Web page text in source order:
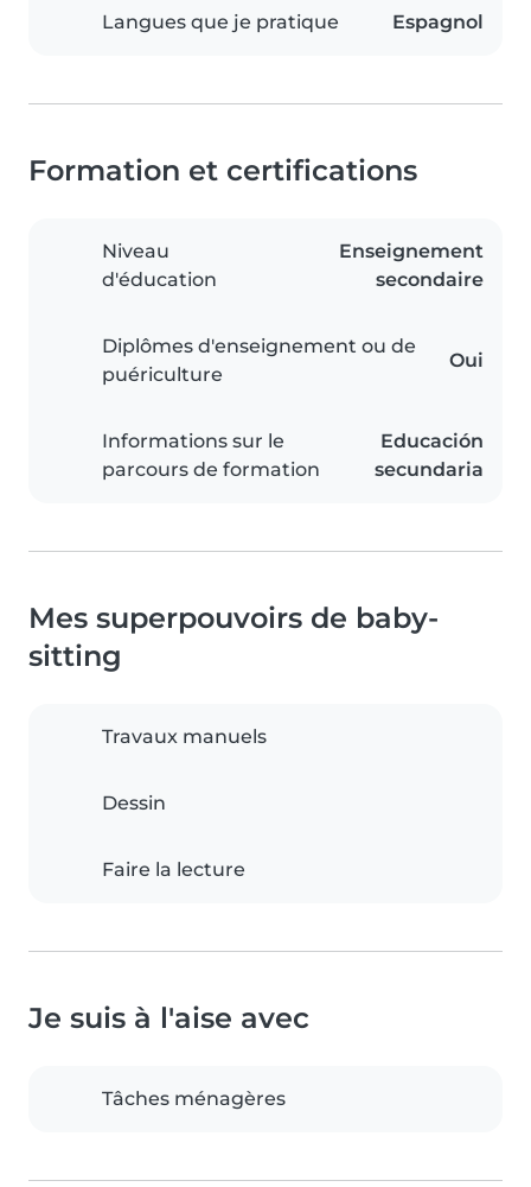
Langues que je pratique Espagnol
Formation et certifications
Niveau
d'éducation
Enseignement
secondaire
Diplômes d'enseignement ou de
puériculture
Oui
Informations sur le
parcours de formation
Educación
secundaria
Mes superpouvoirs de baby-
sitting
Travaux manuels
Dessin
Faire la lecture
Je suis à l'aise avec
Tâches ménagères